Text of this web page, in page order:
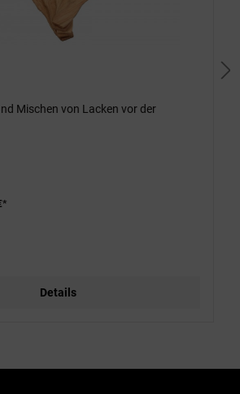
Mischen von Lacken vor der
Details